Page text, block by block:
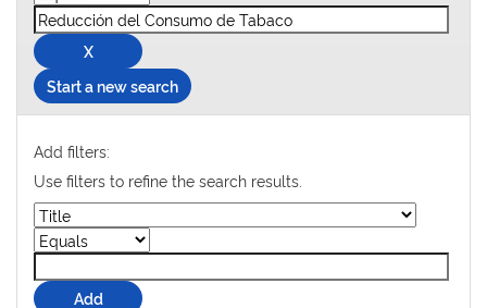
Start a new search
Add filters:
Use filters to refine the search results.